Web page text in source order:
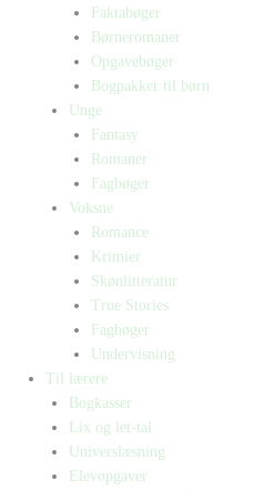
Faktabøger
Børneromaner
Opgavebøger
Bogpakker til børn
Unge
Fantasy
Romaner
Fagbøger
Voksne
Romance
Krimier
Skønlitteratur
True Stories
Fagbøger
Undervisning
Til lærere
Bogkasser
Lix og let-tal
Universlæsning
Elevopgaver